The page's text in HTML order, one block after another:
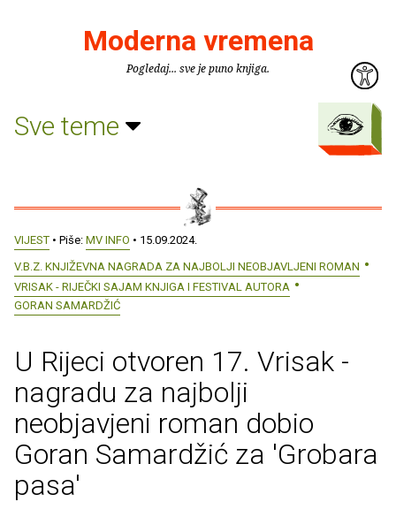
Moderna vremena
Pogledaj... sve je puno knjiga.
Sve teme
VIJEST • Piše: MV INFO • 15.09.2024.
V.B.Z. KNJIŽEVNA NAGRADA ZA NAJBOLJI NEOBJAVLJENI ROMAN
VRISAK - RIJEČKI SAJAM KNJIGA I FESTIVAL AUTORA
GORAN SAMARDŽIĆ
U Rijeci otvoren 17. Vrisak -
nagradu za najbolji
neobjavjeni roman dobio
Goran Samardžić za 'Grobara
pasa'